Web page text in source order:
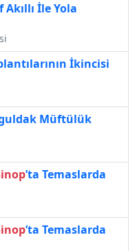
İle Yola
İkincisi
Müftülük
’ta Temaslarda
’ta Temaslarda